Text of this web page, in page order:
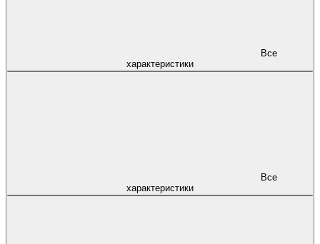
характеристики
характеристики